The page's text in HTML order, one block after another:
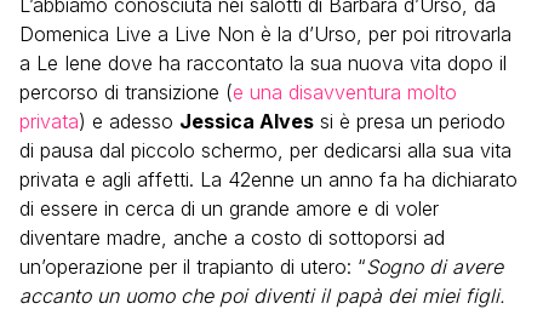
L’abbiamo conosciuta nei salotti di Barbara d’Urso, da
Domenica Live a Live Non è la d’Urso, per poi ritrovarla
a Le Iene dove ha raccontato la sua nuova vita dopo il
percorso di transizione (e una disavventura molto
privata) e adesso Jessica Alves si è presa un periodo
di pausa dal piccolo schermo, per dedicarsi alla sua vita
privata e agli affetti. La 42enne un anno fa ha dichiarato
di essere in cerca di un grande amore e di voler
diventare madre, anche a costo di sottoporsi ad
un’operazione per il trapianto di utero: “Sogno di avere
accanto un uomo che poi diventi il papà dei miei figli.